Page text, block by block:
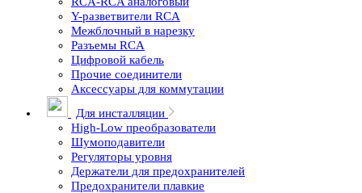
Y-разветвители RCA
Межблочный в нарезку
Разъемы RCA
Цифровой кабель
Прочие соединители
Аксессуары для коммутации
Для инсталляции
High-Low преобразователи
Шумоподавители
Регуляторы уровня
Держатели для предохранителей
Предохранители плавкие